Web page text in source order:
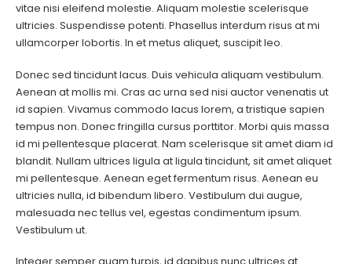
vitae nisi eleifend molestie. Aliquam molestie scelerisque
ultricies. Suspendisse potenti. Phasellus interdum risus at mi
ullamcorper lobortis. In et metus aliquet, suscipit leo.
Donec sed tincidunt lacus. Duis vehicula aliquam vestibulum.
Aenean at mollis mi. Cras ac urna sed nisi auctor venenatis ut
id sapien. Vivamus commodo lacus lorem, a tristique sapien
tempus non. Donec fringilla cursus porttitor. Morbi quis massa
id mi pellentesque placerat. Nam scelerisque sit amet diam id
blandit. Nullam ultrices ligula at ligula tincidunt, sit amet aliquet
mi pellentesque. Aenean eget fermentum risus. Aenean eu
ultricies nulla, id bibendum libero. Vestibulum dui augue,
malesuada nec tellus vel, egestas condimentum ipsum.
Vestibulum ut.